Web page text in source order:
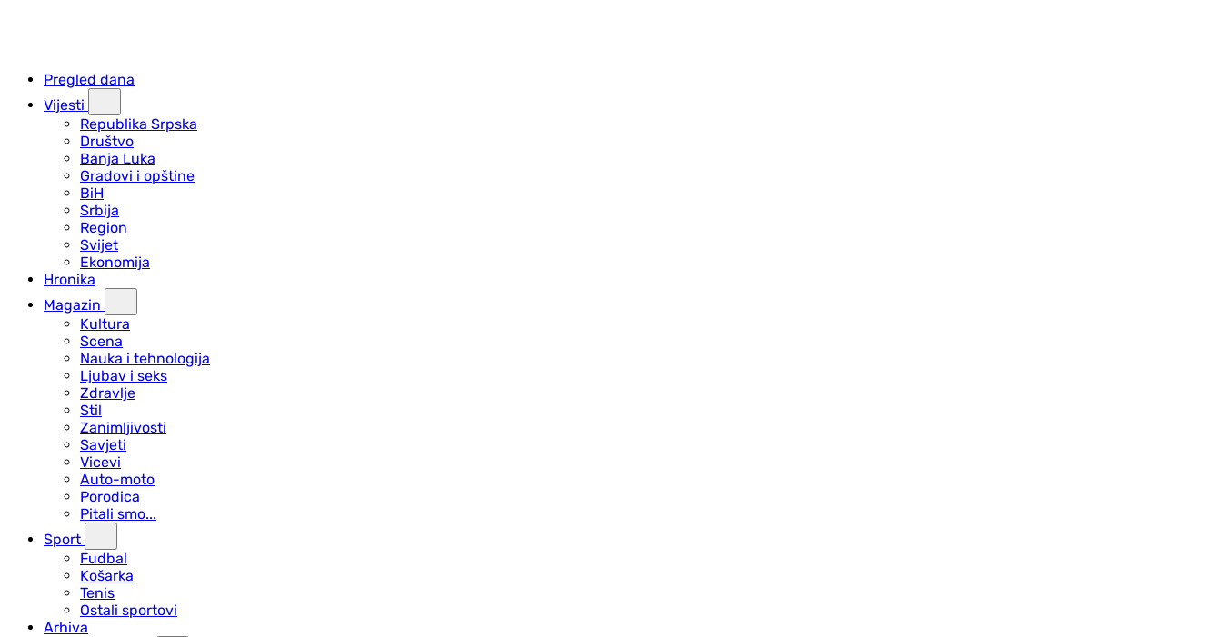
Pregled dana
Vijesti
Republika Srpska
Društvo
Banja Luka
Gradovi i opštine
BiH
Srbija
Region
Svijet
Ekonomija
Hronika
Magazin
Kultura
Scena
Nauka i tehnologija
Ljubav i seks
Zdravlje
Stil
Zanimljivosti
Savjeti
Vicevi
Auto-moto
Porodica
Pitali smo...
Sport
Fudbal
Košarka
Tenis
Ostali sportovi
Arhiva